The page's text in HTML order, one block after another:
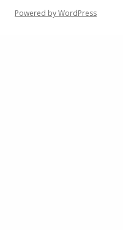
Powered by WordPress